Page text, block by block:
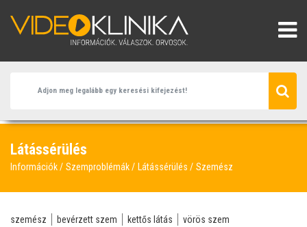
Látássérülés
Információk Szemproblémák Látássérülés Szemész
szemész bevérzett szem kettős látás vörös szem